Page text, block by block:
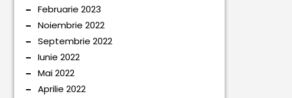
Februarie 2023
Noiembrie 2022
Septembrie 2022
Iunie 2022
Mai 2022
Aprilie 2022